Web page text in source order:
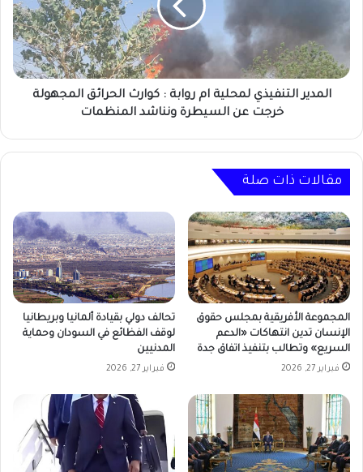
الحرائق
المجهولة
خرجتالمدير التنفيذي لمحلية ام روابة : كوارث الحرائق المجهولة
خرجت عن السيطرة ونناشد المنظمات
مقالات ذات صلة
المجموعة الأفريقية بمجلس حقوق
الإنسان تدين انتهاكات «الدعم
السريع» وتطالب بتنفيذ اتفاق جدة
فبراير 27, 2026
تحالف دولي بقيادة ألمانيا وبريطانيا
لوقف الفظائع في السودان وحماية
المدنيين
فبراير 27, 2026